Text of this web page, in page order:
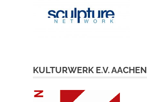
KULTURWERK E.V. AACHEN